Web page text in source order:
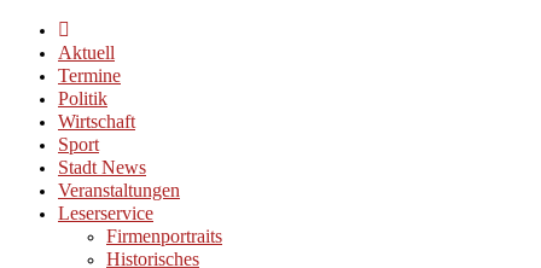
Aktuell
Termine
Politik
Wirtschaft
Sport
Stadt News
Veranstaltungen
Leserservice
Firmenportraits
Historisches